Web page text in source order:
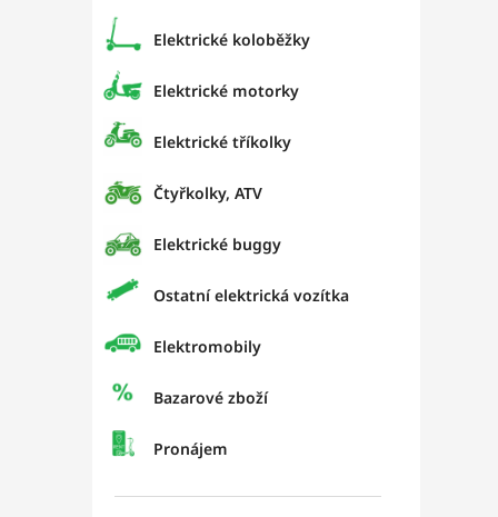
Elektrické koloběžky
Elektrické motorky
Elektrické tříkolky
Čtyřkolky, ATV
Elektrické buggy
Ostatní elektrická vozítka
Elektromobily
Bazarové zboží
Pronájem